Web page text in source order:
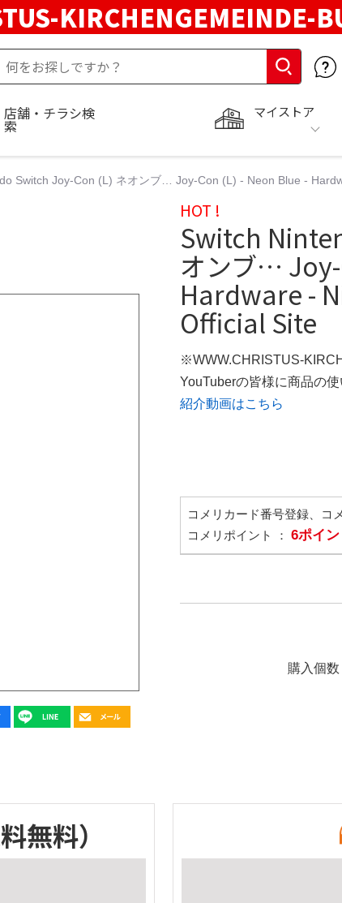
KIRCHENGEMEINDE-
マイストア
店舗・チラシ検
索
Switch Joy-Con (L) ネオンブ… Joy-Con (L) - Neon Blue -
HOT !
Switch
オンブ…
Hardware -
Official Site
※WWW.CHRISTUS-
YouTuberの皆様に商品の
紹介動画はこちら
コメリカード番号登録、コ
コメリポイント ： 6ポイ
購入個数
無料）